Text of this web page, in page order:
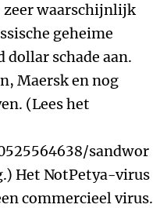
zeer waarschijnlijk
geheime
schade aan.
Maersk en nog
(Lees het
sandwor
Het NotPetya-virus
commercieel virus.